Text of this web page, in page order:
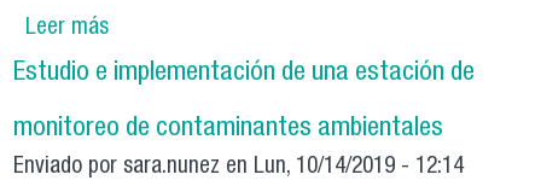
Leer mássobre Midamos la contaminación Atmosférica
de Santiago
Estudio e implementación de una estación de
monitoreo de contaminantes ambientales
Enviado porsara.nunez en Lun, 10/14/2019 - 12:14